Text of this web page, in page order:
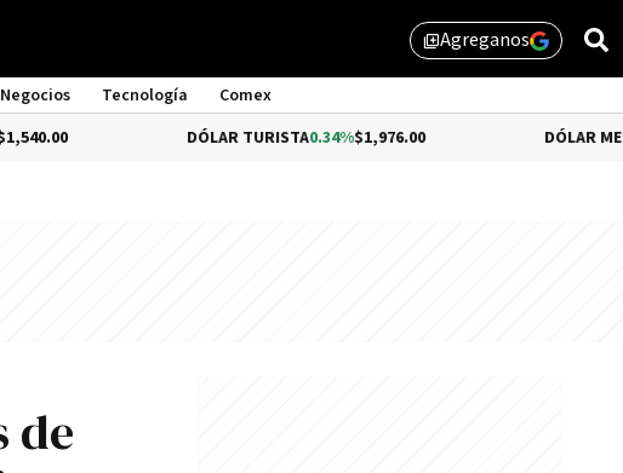
library_addAgreganos
Negocios Tecnología
Comex
DÓLAR TURISTA0.34%$1,976.00 -0.54%
de